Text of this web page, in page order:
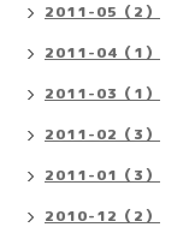
2011-05（2）
2011-04（1）
2011-03（1）
2011-02（3）
2011-01（3）
2010-12（2）